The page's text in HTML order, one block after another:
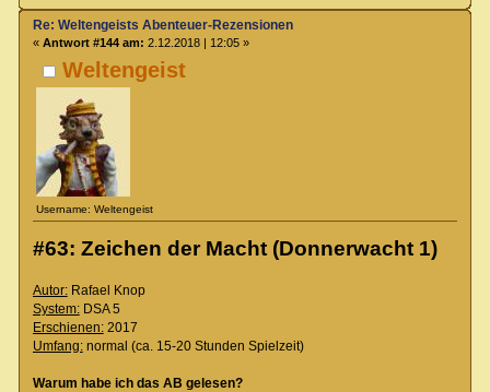
Weltengeist
Username: Weltengeist
Re: Weltengeists Abenteuer-Rezensionen
« Antwort #144 am: 2.12.2018 | 12:05 »
#63: Zeichen der Macht (Donnerwacht 1)
Autor:Rafael Knop
System:DSA 5
Erschienen:2017
Umfang:normal (ca. 15-20 Stunden Spielzeit)
Warum habe ich das AB gelesen?